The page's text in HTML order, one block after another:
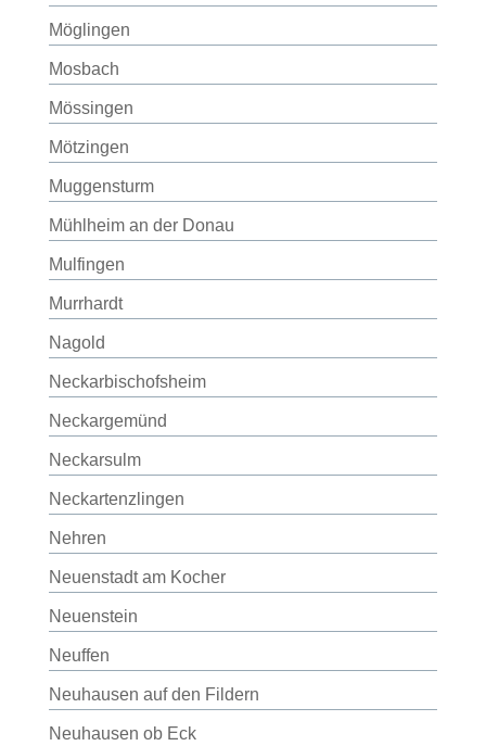
Möglingen
Mosbach
Mössingen
Mötzingen
Muggensturm
Mühlheim an der Donau
Mulfingen
Murrhardt
Nagold
Neckarbischofsheim
Neckargemünd
Neckarsulm
Neckartenzlingen
Nehren
Neuenstadt am Kocher
Neuenstein
Neuffen
Neuhausen auf den Fildern
Neuhausen ob Eck